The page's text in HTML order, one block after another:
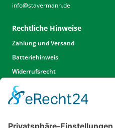
info@stavermann.de
Rechtliche Hinweise
Zahlung und Versand
Batteriehinweis
Widerrufsrecht
Widerrufsrecht Dienstleistungen
AGB
Unsere Website